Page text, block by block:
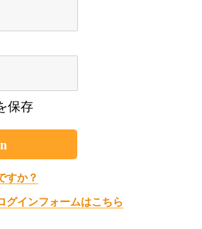
保存
すか？
グインフォームはこちら